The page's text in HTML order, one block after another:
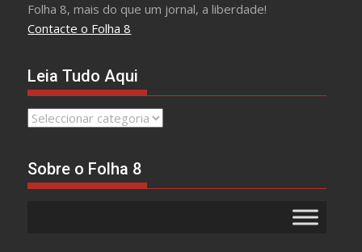
Folha 8, mais do que um jornal, a liberdade!
Contacte o Folha 8
Leia Tudo Aqui
Leia
Sobre o Folha 8